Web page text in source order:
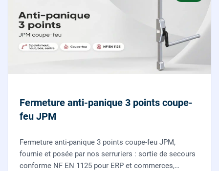
Fermeture anti-panique 3 points coupe-
feu JPM
Fermeture anti-panique 3 points coupe-feu JPM,
fournie et posée par nos serruriers : sortie de secours
conforme NF EN 1125 pour ERP et commerces,